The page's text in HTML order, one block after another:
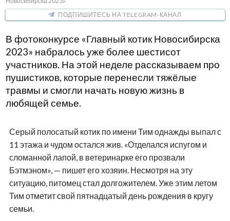
ПОДПИШИТЕСЬ НА TELEGRAM-КАНАЛ
В фотоконкурсе «Главный котик Новосибирска
2023» набралось уже более шестисот
участников. На этой неделе рассказываем про
пушистиков, которые перенесли тяжёлые
травмы и смогли начать новую жизнь в
любящей семье.
Серый полосатый котик по имени Тим однажды выпал с
11 этажа и чудом остался жив. «Отделался испугом и
сломанной лапой, в ветеринарке его прозвали
Бэтмэном», — пишет его хозяин. Несмотря на эту
ситуацию, питомец стал долгожителем. Уже этим летом
Тим отметит свой пятнадцатый день рождения в кругу
семьи.